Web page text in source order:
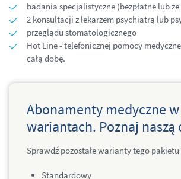
badania specjalistyczne (bezpłatne lub ze
2 konsultacji z lekarzem psychiatrą lub
przeglądu stomatologicznego
Hot Line - telefonicznej pomocy
całą dobę.
Abonamenty medyczne
wariantach. Poznaj naszą
Sprawdź pozostałe warianty tego
Standardowy